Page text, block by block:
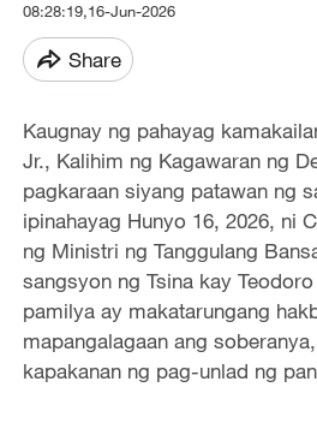
08:28:19,16-Jun-2026
Share
Kaugnay ng pahayag
Jr., Kalihim ng Kagawaran ng
pagkaraan siyang patawan ng
ipinahayag Hunyo 16, 2026, ni
ng Ministri ng Tanggulang
sangsyon ng Tsina kay
pamilya ay makatarungang
mapangalagaan ang
kapakanan ng pag-unlad ng